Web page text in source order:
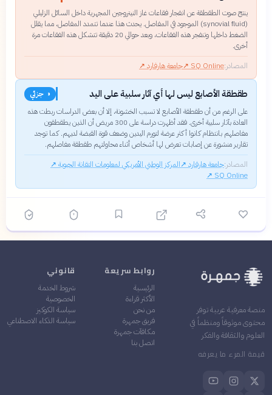
ينتج صوت الطقطقة عن انفجار فقاعات غاز النيتروجين المجهرية داخل السائل الزليلي
(synovial fluid) الموجود في المفاصل. يحدث هذا عندما تتمدد المفاصل، مما يقلل
الضغط داخلها وتنفجر هذه الفقاعات، وبعد حوالي 20 دقيقة تتشكل هذه الفقاعات مرة
أخرى.
المصادر:SQ Online
↗جامعة هارفارد ↗
طقطقة الأصابع ليس لها أي آثار سلبية على اليد
◑ جزئي
على الرغم من أن طقطقة الأصابع لا تسبب الخشونة، إلا أن بعض الدراسات ربطت هذه
العادة بآثار سلبية أخرى. فقد أظهرت دراسة على 300 مريض أن الذين يطقطقون
مفاصلهم بانتظام كانوا أكثر عرضة لتورم اليدين وضعف قوة القبضة لديهم. كما توجد
تقارير منشورة عن إصابات تعرض لها أشخاص أثناء محاولتهم طقطقة مفاصلهم.
المصادر:جامعة هارفارد ↗المركز الوطني الأمريكي لمعلومات التقانة الحيوية ↗
SQ Online
↗
منصة معرفية عربية توفر
محتوى موثوقاً ومنظماً في
العلوم والثقافة والفكر
قيمة المرء ما يعرفه
روابط سريعة
الرئيسية
الأكثر قراءة
من نحن
فريق جمهرة
مكافآت جمهرة
اتصل بنا
قانوني
شروط الخدمة
الخصوصية
سياسة الكوكيز
سياسة الذكاء الاصطناعي